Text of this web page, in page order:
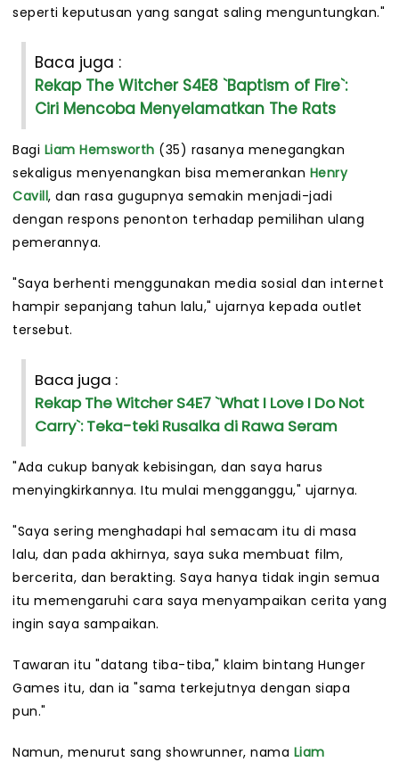
seperti keputusan yang sangat saling menguntungkan."
Baca juga :
Rekap The Witcher S4E8 `Baptism of Fire`:
Ciri Mencoba Menyelamatkan The Rats
Bagi Liam Hemsworth (35) rasanya menegangkan
sekaligus menyenangkan bisa memerankan Henry
Cavill, dan rasa gugupnya semakin menjadi-jadi
dengan respons penonton terhadap pemilihan ulang
pemerannya.
"Saya berhenti menggunakan media sosial dan internet
hampir sepanjang tahun lalu," ujarnya kepada outlet
tersebut.
Baca juga :
Rekap The Witcher S4E7 `What I Love I Do Not
Carry`: Teka-teki Rusalka di Rawa Seram
"Ada cukup banyak kebisingan, dan saya harus
menyingkirkannya. Itu mulai mengganggu," ujarnya.
"Saya sering menghadapi hal semacam itu di masa
lalu, dan pada akhirnya, saya suka membuat film,
bercerita, dan berakting. Saya hanya tidak ingin semua
itu memengaruhi cara saya menyampaikan cerita yang
ingin saya sampaikan.
Tawaran itu "datang tiba-tiba," klaim bintang Hunger
Games itu, dan ia "sama terkejutnya dengan siapa
pun."
Namun, menurut sang showrunner, nama Liam